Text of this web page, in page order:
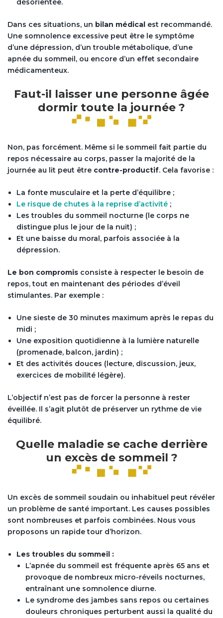
désorientée.
Dans ces situations, un bilan médical est recommandé.
Une somnolence excessive peut être le symptôme
d’une dépression, d’un trouble métabolique, d’une
apnée du sommeil, ou encore d’un effet secondaire
médicamenteux.
Faut-il laisser une personne âgée
dormir toute la journée ?
Non, pas forcément. Même si le sommeil fait partie du
repos nécessaire au corps, passer la majorité de la
journée au lit peut être contre-productif. Cela favorise :
La fonte musculaire et la perte d’équilibre ;
Le risque de chutes à la reprise d’activité ;
Les troubles du sommeil nocturne (le corps ne
distingue plus le jour de la nuit) ;
Et une baisse du moral, parfois associée à la
dépression.
Le bon compromis consiste à respecter le besoin de
repos, tout en maintenant des périodes d’éveil
stimulantes. Par exemple :
Une sieste de 30 minutes maximum après le repas du
midi ;
Une exposition quotidienne à la lumière naturelle
(promenade, balcon, jardin) ;
Et des activités douces (lecture, discussion, jeux,
exercices de mobilité légère).
L’objectif n’est pas de forcer la personne à rester
éveillée. Il s’agit plutôt de préserver un rythme de vie
équilibré.
Quelle maladie se cache derrière
un excès de sommeil ?
Un excès de sommeil soudain ou inhabituel peut révéler
un problème de santé important. Les causes possibles
sont nombreuses et parfois combinées. Nous vous
proposons un rapide tour d’horizon.
Les troubles du sommeil :
L’apnée du sommeil est fréquente après 65 ans et
provoque de nombreux micro-réveils nocturnes,
entraînant une somnolence diurne.
Le syndrome des jambes sans repos ou certaines
douleurs chroniques perturbent aussi la qualité du